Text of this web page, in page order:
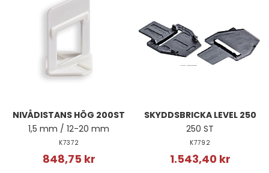
NIVÅDISTANS HÖG 200ST
1,5 mm / 12-20 mm
K7372
848,75 kr
SKYDDSBRICKA LEVEL 250
250 ST
K7792
1.543,40 kr